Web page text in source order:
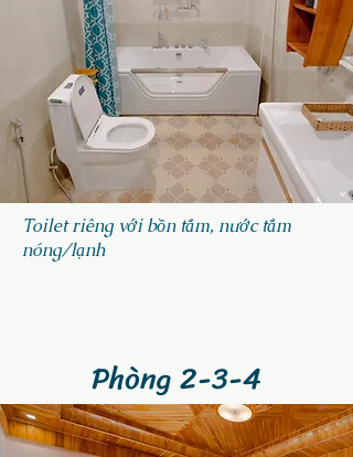
Toilet riêng với bồn tắm, nước tắm
nóng/lạnh
Phòng 2-3-4